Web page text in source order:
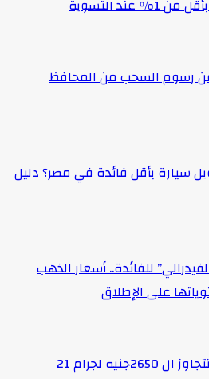
التسوية
رسوم السحب من المحافظ
سيارة بأقل فائدة في مصر؟ دليل
للفائدة.. أسعار الذهب
على الإطلاق
لجرام 21